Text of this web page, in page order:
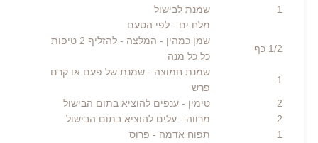
1
שמנת לבישול
מלח ים - לפי הטעם
1/2 כף
שמן כמהין
- המלצה - להזליף 2 טיפות
כל כל מנה
1
שמנת חמוצה - שמנת של פעם או קרם
פרש
2
טימין - ענפים להוציא בתום הבישול
2
מרווה - עלים להוציא בתום הבישול
1
תפוח אדמה - פרוס